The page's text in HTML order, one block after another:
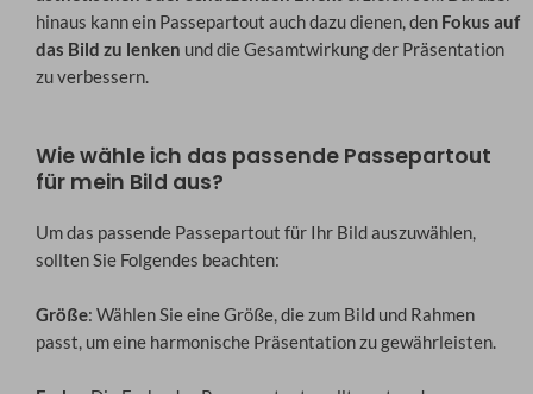
hinaus kann ein Passepartout auch dazu dienen, den Fokus auf
das Bild zu lenken und die Gesamtwirkung der Präsentation
zu verbessern.
Wie wähle ich das passende Passepartout
für mein Bild aus?
Um das passende Passepartout für Ihr Bild auszuwählen,
sollten Sie Folgendes beachten:
Größe: Wählen Sie eine Größe, die zum Bild und Rahmen
passt, um eine harmonische Präsentation zu gewährleisten.